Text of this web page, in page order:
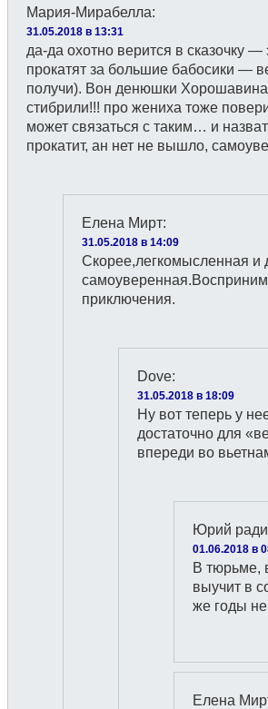
Мария-Мирабелла:
31.05.2018 в 13:31
да-да охотно верится в сказочку —
прокатят за большие бабосики —
получи). Вон денюшки
стибрили!!! про жениха тоже
может связаться с таким… и
прокатит, ан нет не вышло,
Елена Мирт:
31.05.2018 в 14:09
Скорее,легкомысленная и
приключения.
Dove:
31.05.2018 в 18:09
Ну вот теперь у
достаточно для
впереди во
Юрий
01.06.2018 в
В тюрьме,
выучит в
же годы не
Елена